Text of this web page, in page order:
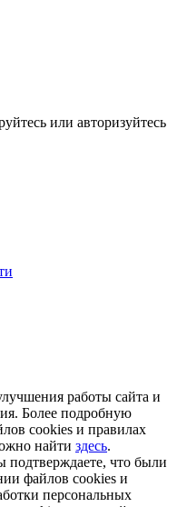
или авторизуйтесь
работы сайта и
Более подробную
cookies и правилах
найти здесь.
подтверждаете, что были
файлов cookies и
персональных